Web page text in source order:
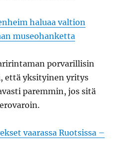
haluaa valtion
museohanketta
porvarillisin
että yksityinen yritys
paremmin, jos sitä
vaarassa Ruotsissa –